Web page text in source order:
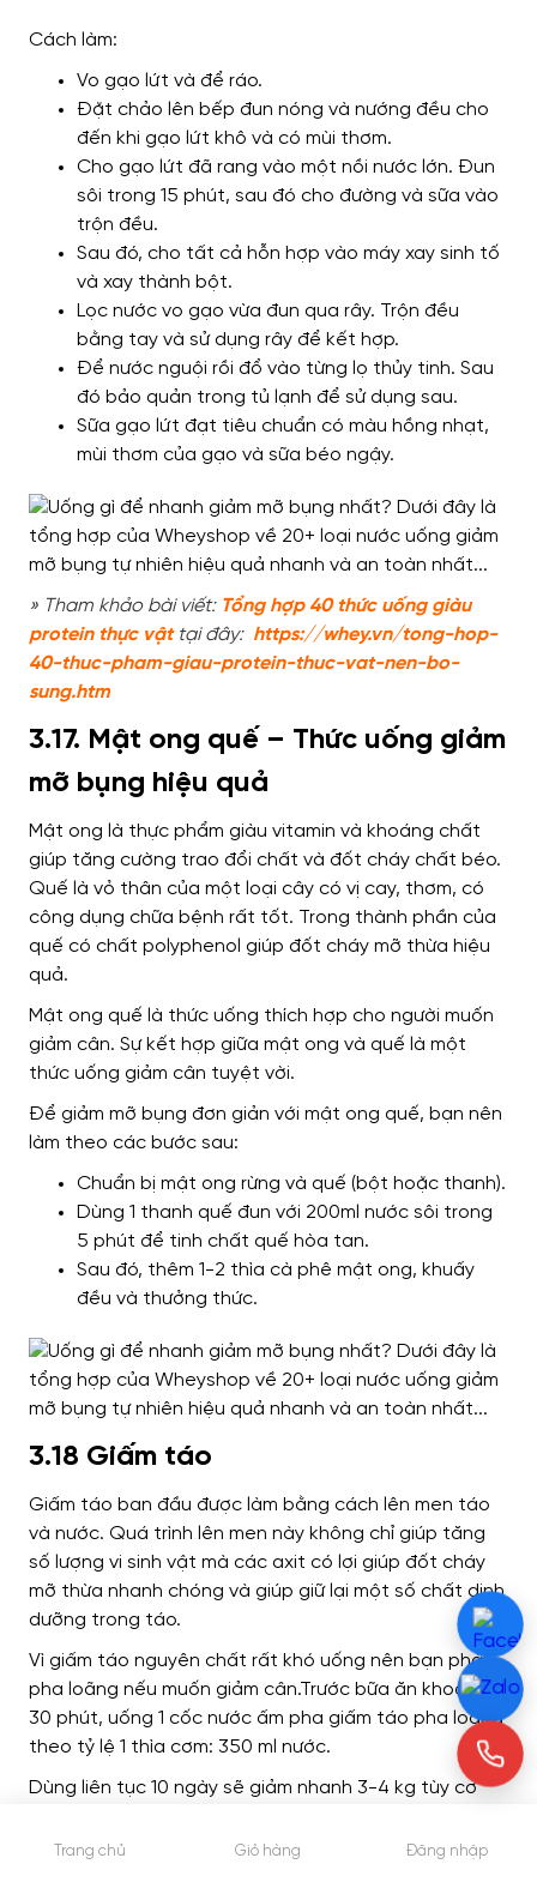
Cách làm:
Vo gạo lứt và để ráo.
Đặt chảo lên bếp đun nóng và nướng đều cho
đến khi gạo lứt khô và có mùi thơm.
Cho gạo lứt đã rang vào một nồi nước lớn. Đun
sôi trong 15 phút, sau đó cho đường và sữa vào
trộn đều.
Sau đó, cho tất cả hỗn hợp vào máy xay sinh tố
và xay thành bột.
Lọc nước vo gạo vừa đun qua rây. Trộn đều
bằng tay và sử dụng rây để kết hợp.
Để nước nguội rồi đổ vào từng lọ thủy tinh. Sau
đó bảo quản trong tủ lạnh để sử dụng sau.
Sữa gạo lứt đạt tiêu chuẩn có màu hồng nhạt,
mùi thơm của gạo và sữa béo ngậy.
» Tham khảo bài viết: Tổng hợp 40 thức uống giàu
protein thực vật tại đây: https://whey.vn/tong-hop-
40-thuc-pham-giau-protein-thuc-vat-nen-bo-
sung.htm
3.17. Mật ong quế – Thức uống giảm
mỡ bụng hiệu quả
Mật ong là thực phẩm giàu vitamin và khoáng chất
giúp tăng cường trao đổi chất và đốt cháy chất béo.
Quế là vỏ thân của một loại cây có vị cay, thơm, có
công dụng chữa bệnh rất tốt. Trong thành phần của
quế có chất polyphenol giúp đốt cháy mỡ thừa hiệu
quả.
Mật ong quế là thức uống thích hợp cho người muốn
giảm cân. Sự kết hợp giữa mật ong và quế là một
thức uống giảm cân tuyệt vời.
Để giảm mỡ bụng đơn giản với mật ong quế, bạn nên
làm theo các bước sau:
Chuẩn bị mật ong rừng và quế (bột hoặc thanh).
Dùng 1 thanh quế đun với 200ml nước sôi trong
5 phút để tinh chất quế hòa tan.
Sau đó, thêm 1-2 thìa cà phê mật ong, khuấy
đều và thưởng thức.
3.18 Giấm táo
Giấm táo ban đầu được làm bằng cách lên men táo
và nước. Quá trình lên men này không chỉ giúp tăng
số lượng vi sinh vật mà các axit có lợi giúp đốt cháy
mỡ thừa nhanh chóng và giúp giữ lại một số chất dinh
dưỡng trong táo.
Vì giấm táo nguyên chất rất khó uống nên bạn phải
pha loãng nếu muốn giảm cân.Trước bữa ăn khoảng
30 phút, uống 1 cốc nước ấm pha giấm táo pha loãng
theo tỷ lệ 1 thìa cơm: 350 ml nước.
Dùng liên tục 10 ngày sẽ giảm nhanh 3-4 kg tùy cơ
kết hợp thêm các nguyên liệu khác. Bạn có thể thêm
Trang chủ Giỏ hàng Đăng nhập